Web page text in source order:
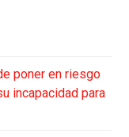
poner en riesgo
incapacidad para